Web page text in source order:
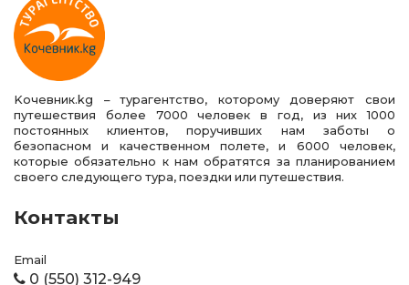
Kочевник.kg – турагентство, которому доверяют свои
путешествия более 7000 человек в год, из них 1000
постоянных клиентов, поручивших нам заботы о
безопасном и качественном полете, и 6000 человек,
которые обязательно к нам обратятся за планированием
своего следующего тура, поездки или путешествия.
Контакты
Email
0 (550) 312-949